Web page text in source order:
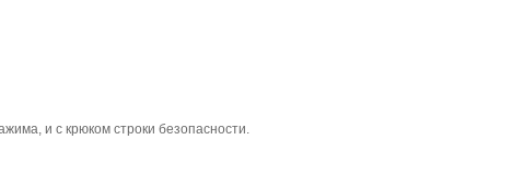
и с крюком строки безопасности.